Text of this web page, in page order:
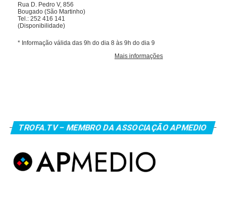
TROFA.TV – MEMBRO DA ASSOCIAÇÃO APMEDIO